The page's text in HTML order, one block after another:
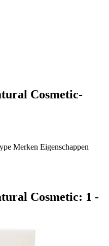
Cosmetic-
Merken Eigenschappen
Cosmetic: 1 -